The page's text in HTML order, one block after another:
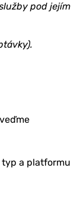
pod jejím
typ a platformu